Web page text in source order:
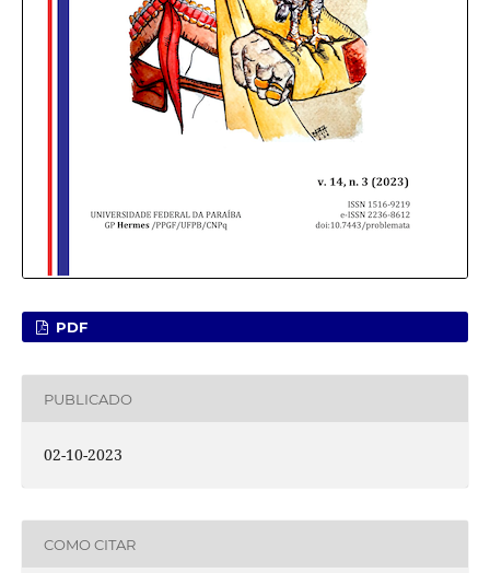
PDF
PUBLICADO
02-10-2023
COMO CITAR